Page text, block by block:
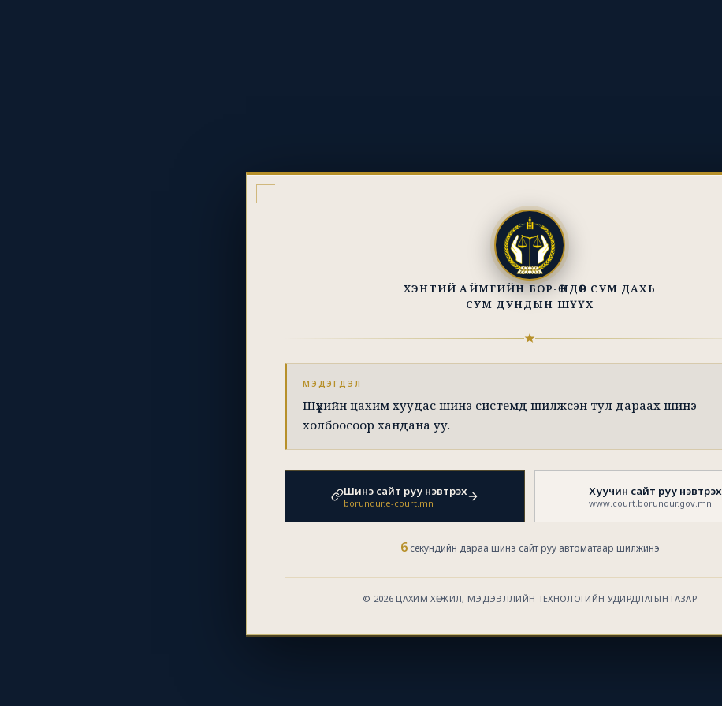
ХЭНТИЙ АЙМГИЙН БОР-ӨНДӨР СУМ ДАХЬ
СУМ ДУНДЫН ШҮҮХ
МЭДЭГДЭЛ
Шүүхийн цахим хуудас шинэ системд шилжсэн тул дараах шинэ
холбоосоор хандана уу.
Шинэ сайт руу нэвтрэх
borundur.e-court.mn
Хуучин сайт руу нэвтрэх
www.court.borundur.gov.mn
6секундийн дараа шинэ сайт руу автоматаар шилжинэ
© 2026 ЦАХИМ ХӨГЖИЛ, МЭДЭЭЛЛИЙН ТЕХНОЛОГИЙН УДИРДЛАГЫН ГАЗАР